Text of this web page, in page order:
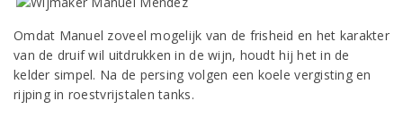
Omdat Manuel zoveel mogelijk van de frisheid en het karakter
van de druif wil uitdrukken in de wijn, houdt hij het in de
kelder simpel. Na de persing volgen een koele vergisting en
rijping in roestvrijstalen tanks.